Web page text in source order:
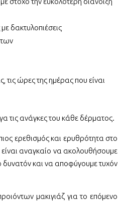
δακτυλοπιέσεις
ώρες της ημέρας που είναι
τις ανάγκες του κάθε δέρματος.
ερεθισμός και ερυθρότητα στο
αναγκαίο να ακολουθήσουμε
δυνατόν και να αποφύγουμε τυχόν
μακιγιάζ για το επόμενο